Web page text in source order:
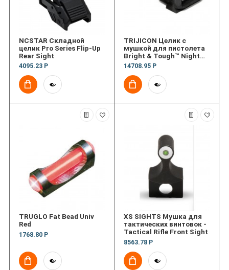
NCSTAR Складной
целик Pro Series Flip-Up
Rear Sight
4095.23 Р
TRIJICON Целик с
мушкой для пистолета
Bright & Tough™ Night
Sight Set; #6
Front/Novak Rear — for
Sig Sauer® .40S&W,
.45ACP
14708.95 Р
TRUGLO Fat Bead Univ
Red
1768.80 Р
XS SIGHTS Мушка для
тактических винтовок -
Tactical Rifle Front Sight
8563.78 Р